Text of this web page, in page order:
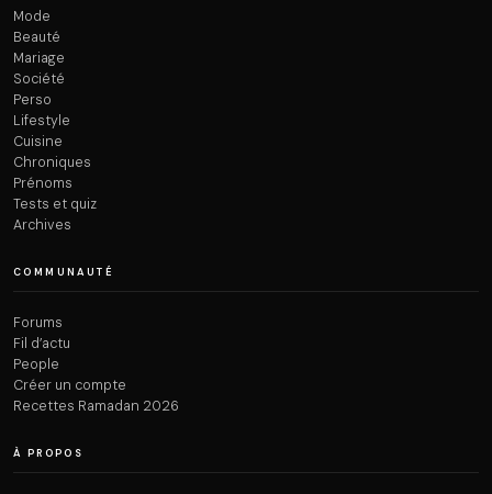
Mode
Beauté
Mariage
Société
Perso
Lifestyle
Cuisine
Chroniques
Prénoms
Tests et quiz
Archives
COMMUNAUTÉ
Forums
Fil d’actu
People
Créer un compte
Recettes Ramadan 2026
À PROPOS